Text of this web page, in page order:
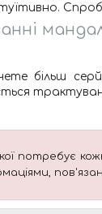
більш
потребує